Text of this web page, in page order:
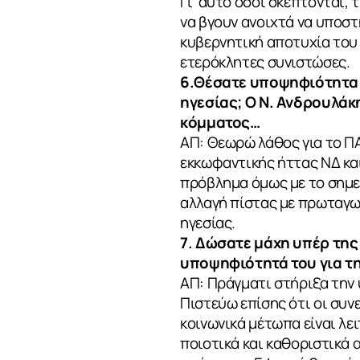
ΝΕΑ
να βγουν ανοιχτά να
κυβερνητική αποτυχία
ετερόκλητες συνιστώσες.
6.Θέσατε υποψηφιότητα
ηγεσίας; Ο Ν.
κόμματος…
ΑΠ: Θεωρώ λάθος για το
εκκωφαντικής ήττας ΝΔ
πρόβλημα όμως με το
αλλαγή πίστας με
ηγεσίας.
7. Δώσατε μάχη υπέρ
υποψηφιότητά του για
ΑΠ: Πράγματι στήριξα την
Πιστεύω επίσης ότι οι
κοινωνικά μέτωπα είναι
ποιοτικά και καθοριστικά